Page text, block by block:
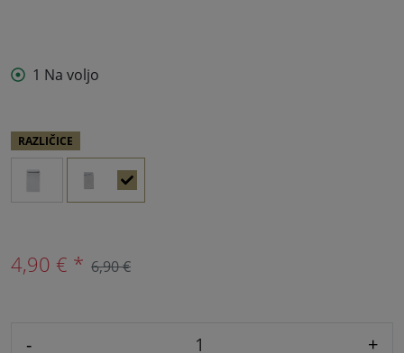
1 Na voljo
RAZLIČICE
4,90 € * 6,90 €
- +